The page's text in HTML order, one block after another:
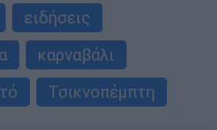
ειδήσεις
καρναβάλι
Τσικνοπέμπτη